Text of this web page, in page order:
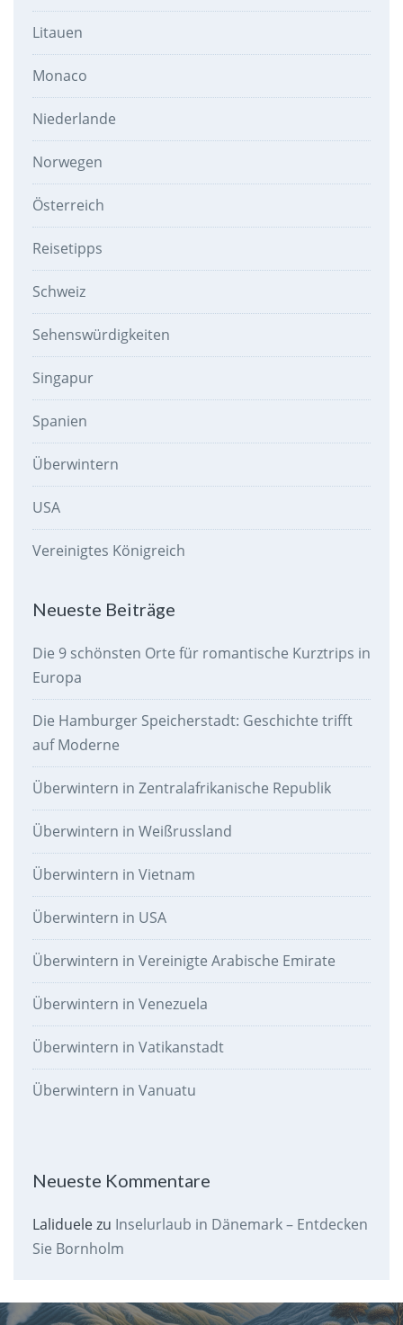
Litauen
Monaco
Niederlande
Norwegen
Österreich
Reisetipps
Schweiz
Sehenswürdigkeiten
Singapur
Spanien
Überwintern
USA
Vereinigtes Königreich
Neueste Beiträge
Die 9 schönsten Orte für romantische Kurztrips in
Europa
Die Hamburger Speicherstadt: Geschichte trifft
auf Moderne
Überwintern in Zentralafrikanische Republik
Überwintern in Weißrussland
Überwintern in Vietnam
Überwintern in USA
Überwintern in Vereinigte Arabische Emirate
Überwintern in Venezuela
Überwintern in Vatikanstadt
Überwintern in Vanuatu
Neueste Kommentare
Laliduelezu Inselurlaub in Dänemark – Entdecken
Sie Bornholm